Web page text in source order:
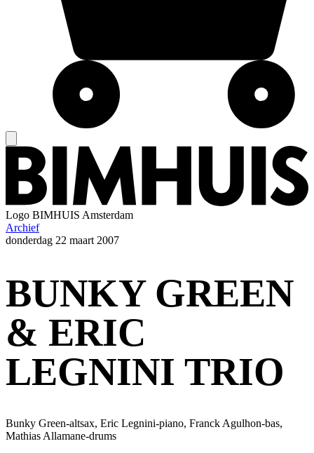
Logo BIMHUIS Amsterdam
Archief
donderdag 22 maart 2007
BUNKY GREEN
& ERIC
LEGNINI TRIO
Bunky Green-altsax, Eric Legnini-piano, Franck Agulhon-bas,
Mathias Allamane-drums